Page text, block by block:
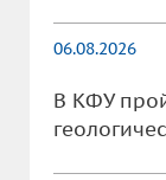
06.08.2026
В КФУ